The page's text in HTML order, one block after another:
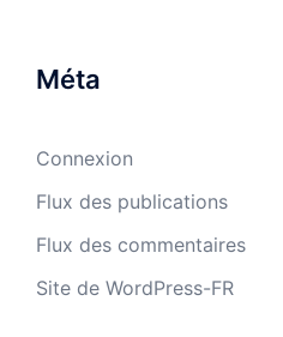
Méta
Connexion
Flux des publications
Flux des commentaires
Site de WordPress-FR